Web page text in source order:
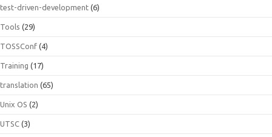
test-driven-development (6)
Tools (29)
TOSSConf (4)
Training (17)
translation (65)
Unix OS (2)
UTSC (3)